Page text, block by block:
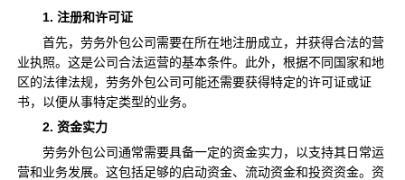
1. 注册和许可证
首先，劳务外包公司需要在所在地注册成立，并获得合法的营
业执照。这是公司合法运营的基本条件。此外，根据不同国家和地
区的法律法规，劳务外包公司可能还需要获得特定的许可证或证
书，以便从事特定类型的业务。
2. 资金实力
劳务外包公司通常需要具备一定的资金实力，以支持其日常运
营和业务发展。这包括足够的启动资金、流动资金和投资资金。资